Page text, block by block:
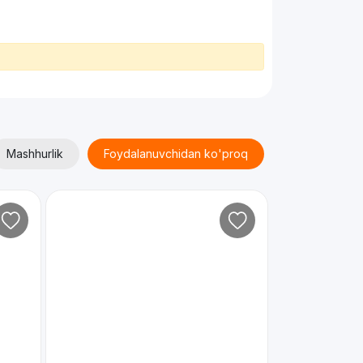
Mashhurlik Foydalanuvchidan ko'proq